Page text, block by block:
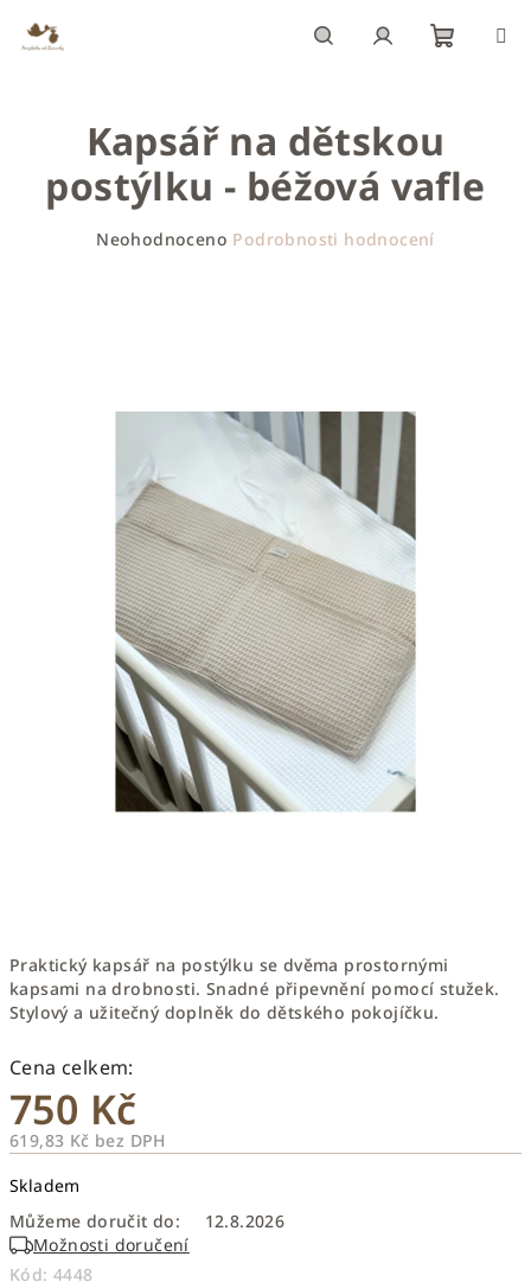
obsah
košík
Praktický kapsář na postýlku se dvěma prostornými
kapsami na drobnosti. Snadné připevnění pomocí stužek.
Stylový a užitečný doplněk do dětského pokojíčku.
750 Kč
619,83 Kč bez DPH
cena:
Skladem
Můžeme doručit do:
12.8.2026
Možnosti doručení
Kód: 4448
Kapsář na dětskou
postýlku - béžová vafle
Neohodnoceno Podrobnosti hodnocení